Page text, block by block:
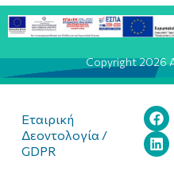
Copyright 2026
Εταιρική
Δεοντολογία /
GDPR